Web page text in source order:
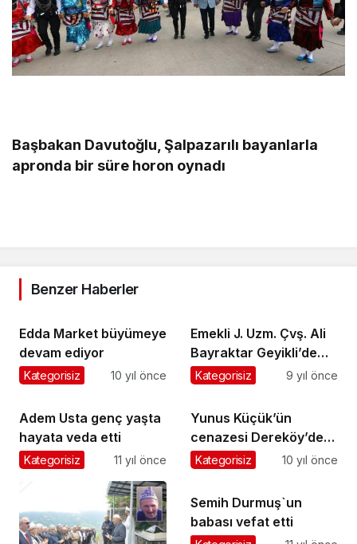
Başbakan Davutoğlu, Şalpazarılı bayanlarla
apronda bir süre horon oynadı
Benzer Haberler
Edda Market büyümeye
devam ediyor
Kategorisiz 10 yıl önce
Emekli J. Uzm. Çvş. Ali
Bayraktar Geyikli’de
askeri törenle
Kategorisiz 9 yıl önce
Adem Usta genç yaşta
hayata veda etti
Kategorisiz 11 yıl önce
Yunus Küçük’ün
cenazesi Dereköy’de
toprağa verildi
Kategorisiz 10 yıl önce
Semih Durmuş`un
babası vefat etti